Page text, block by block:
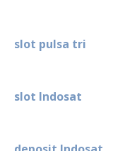
slot pulsa tri
slot Indosat